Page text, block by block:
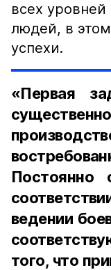
всех
людей, в
успехи.
«Первая
Постоянно
ведении
того, что